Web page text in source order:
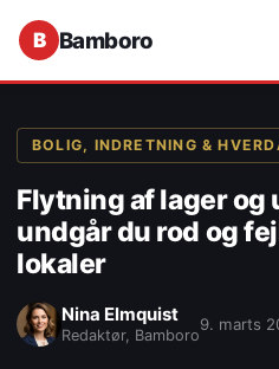
Bamboro
BOLIG, INDRETNING &
Flytning af lager og
undgår du rod og
lokaler
Nina Elmquist
Redaktør, Bamboro
9. marts